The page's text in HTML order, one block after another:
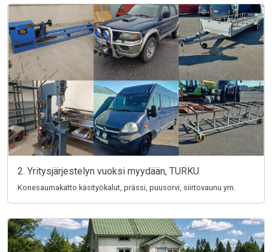
2. Yritysjärjestelyn vuoksi myydään, TURKU
Konesaumakatto käsityökalut, prässi, puusorvi, siirtovaunu ym.